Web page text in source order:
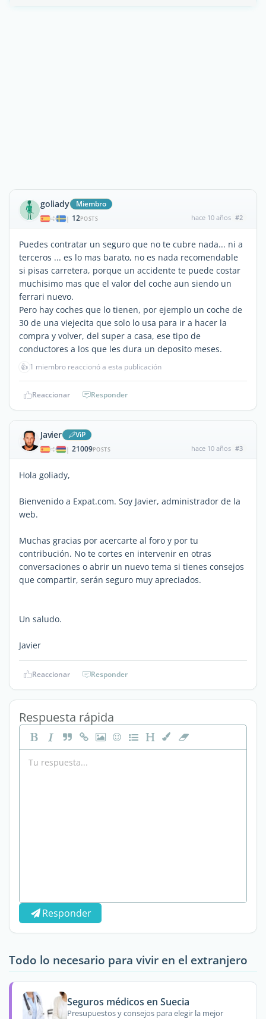
goliady Miembro
| 12POSTS hace 10 años #2
Puedes contratar un seguro que no te cubre nada... ni a
terceros ... es lo mas barato, no es nada recomendable
si pisas carretera, porque un accidente te puede costar
muchisimo mas que el valor del coche aun siendo un
ferrari nuevo.
Pero hay coches que lo tienen, por ejemplo un coche de
30 de una viejecita que solo lo usa para ir a hacer la
compra y volver, del super a casa, ese tipo de
conductores a los que les dura un deposito meses.
👍 1 miembro reaccionó a esta publicación
Reaccionar Responder
Javier ViP
| 21009POSTS hace 10 años #3
Hola goliady,
Bienvenido a Expat.com. Soy Javier, administrador de la
web.
Muchas gracias por acercarte al foro y por tu
contribución. No te cortes en intervenir en otras
conversaciones o abrir un nuevo tema si tienes consejos
que compartir, serán seguro muy apreciados.
Un saludo.
Javier
Reaccionar Responder
Respuesta rápida
Responder
Todo lo necesario para vivir en el extranjero
Seguros médicos en Suecia
Presupuestos y consejos para elegir la mejor